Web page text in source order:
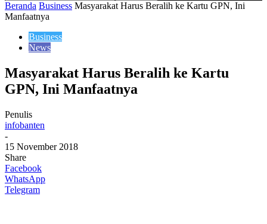
Beranda Business Masyarakat Harus Beralih ke Kartu GPN, Ini
Manfaatnya
Business
News
Masyarakat Harus Beralih ke Kartu
GPN, Ini Manfaatnya
Penulis
infobanten
-
15 November 2018
Share
Facebook
WhatsApp
Telegram